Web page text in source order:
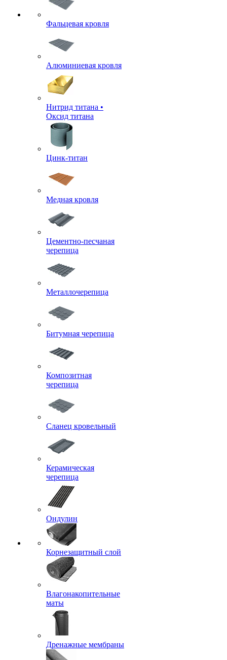
Фальцевая кровля
Алюминиевая кровля
Нитрид титана •
Оксид титана
Цинк-титан
Медная кровля
Цементно-песчаная
черепица
Металлочерепица
Битумная черепица
Композитная
черепица
Сланец кровельный
Керамическая
черепица
Ондулин
Корнезащитный слой
Влагонакопительные
маты
Дренажные мембраны